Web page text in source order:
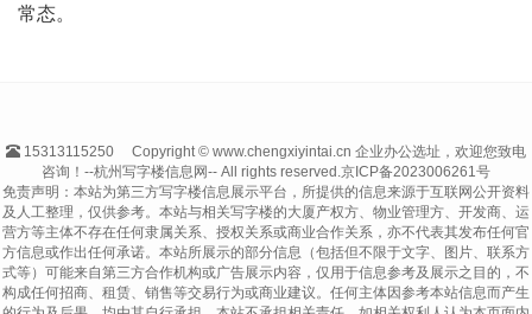
常态。
15313115250
Copyright © www.chengxiyintai.cn 企业办公选址，欢迎您致电
咨询！--杭州写字楼信息网-- All rights reserved.京ICP备2023006261号
免责声明：本站为第三方写字楼信息展示平台，所提供的信息来源于互联网公开资料
及人工整理，仅供参考。本站与相关写字楼的大厦产权方、物业管理方、开发商、运
营方等主体不存在任何隶属关系、授权关系或商业合作关系，亦不代表其发布任何官
方信息或作出任何承诺。本站所展示的部分信息（包括但不限于文字、图片、联系方
式等）可能来自第三方合作机构或广告展示内容，仅用于信息参考及展示之目的，不
构成任何招商、租赁、销售等交易行为或商业建议。任何主体因参考本站信息而产生